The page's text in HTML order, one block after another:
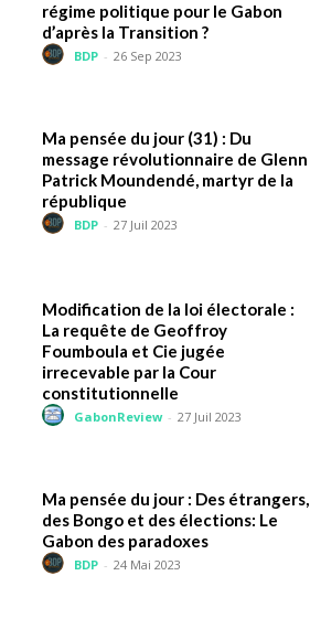
régime politique pour le Gabon
d’après la Transition ?
BDP - 26 Sep 2023
Ma pensée du jour (31) : Du
message révolutionnaire de Glenn
Patrick Moundendé, martyr de la
république
BDP - 27 Juil 2023
Modification de la loi électorale :
La requête de Geoffroy
Foumboula et Cie jugée
irrecevable par la Cour
constitutionnelle
GabonReview - 27 Juil 2023
Ma pensée du jour : Des étrangers,
des Bongo et des élections: Le
Gabon des paradoxes
BDP - 24 Mai 2023